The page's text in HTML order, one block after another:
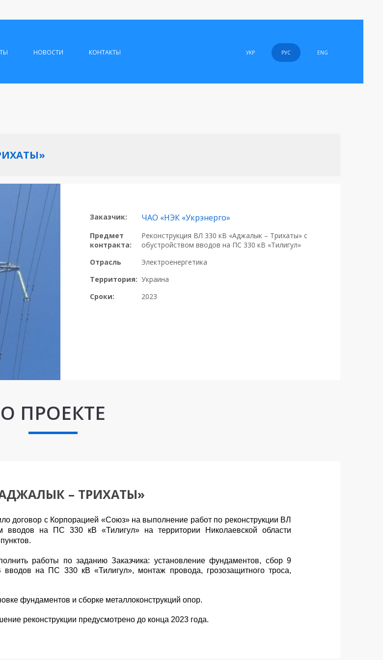
НОВОСТИ КОНТАКТЫ УКР РУС ENG
Заказчик: ЧАО «НЭК «Укрэнерго»
Предмет
контракта:
Реконструкция ВЛ 330 кВ «Аджалык – Трихаты» с
обустройством вводов на ПС 330 кВ «Тилигул»
Отрасль
Электроенергетика
Территория: Украина
Сроки:
2023
О ПРОЕКТЕ
– ТРИХАТЫ»
договор с Корпорацией «Союз» на выполнение работ по реконструкции ВЛ
на ПС 330 кВ «Тилигул» на территории Николаевской области
работы по заданию Заказчика: установление фундаментов, сбор 9
на ПС 330 кВ «Тилигул», монтаж провода, грозозащитного троса,
фундаментов и сборке металлоконструкций опор.
реконструкции предусмотрено до конца 2023 года.